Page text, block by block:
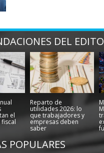
DEL
el
Reparto de
utilidades 2026: lo
que trabajadores y
empresas deben
saber
POPULARES